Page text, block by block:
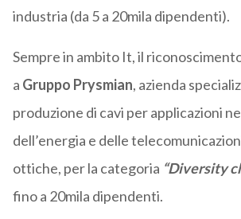
industria (da 5 a 20mila dipendenti).
Sempre in ambito It, il
a Gruppo Prysmian, azienda
produzione di cavi per applicazioni
dell’energia e delle
ottiche, per la categoria “Diversity
fino a 20mila dipendenti.